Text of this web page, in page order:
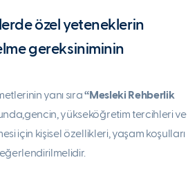
özel yeteneklerin
gereksiniminin
yanı sıra“Mesleki Rehberlik
yükseköğretim tercihleri ve
için kişisel özellikleri, yaşam koşulları